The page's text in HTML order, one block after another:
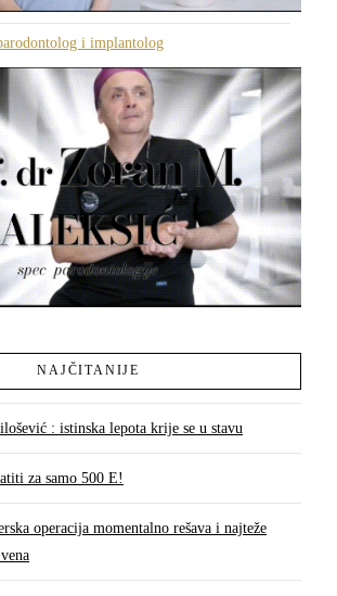
i implantolog
NAJČITANIJE
: istinska lepota krije se u stavu
za samo 500 E!
operacija momentalno rešava i najteže